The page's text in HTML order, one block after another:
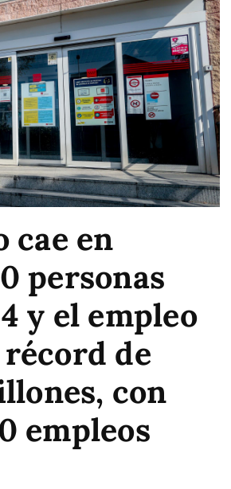
cae en
personas
y el empleo
de
con
empleos